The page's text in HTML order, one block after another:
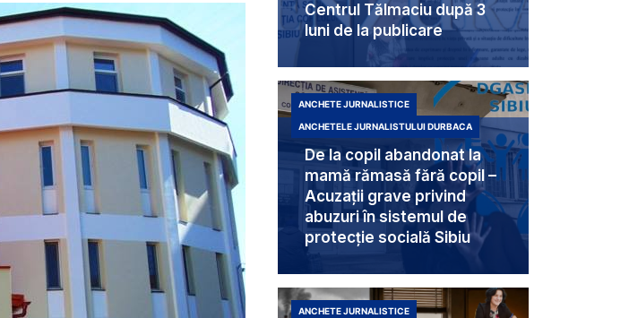
Centrul Tălmaciu după 3
luni de la publicare
De la copil abandonat la
mamă rămasă fără copil –
Acuzații grave privind
abuzuri în sistemul de
protecție socială Sibiu
ANCHETE JURNALISTICE
ANCHETELE JURNALISTULUI DURBACA
ANCHETE JURNALISTICE